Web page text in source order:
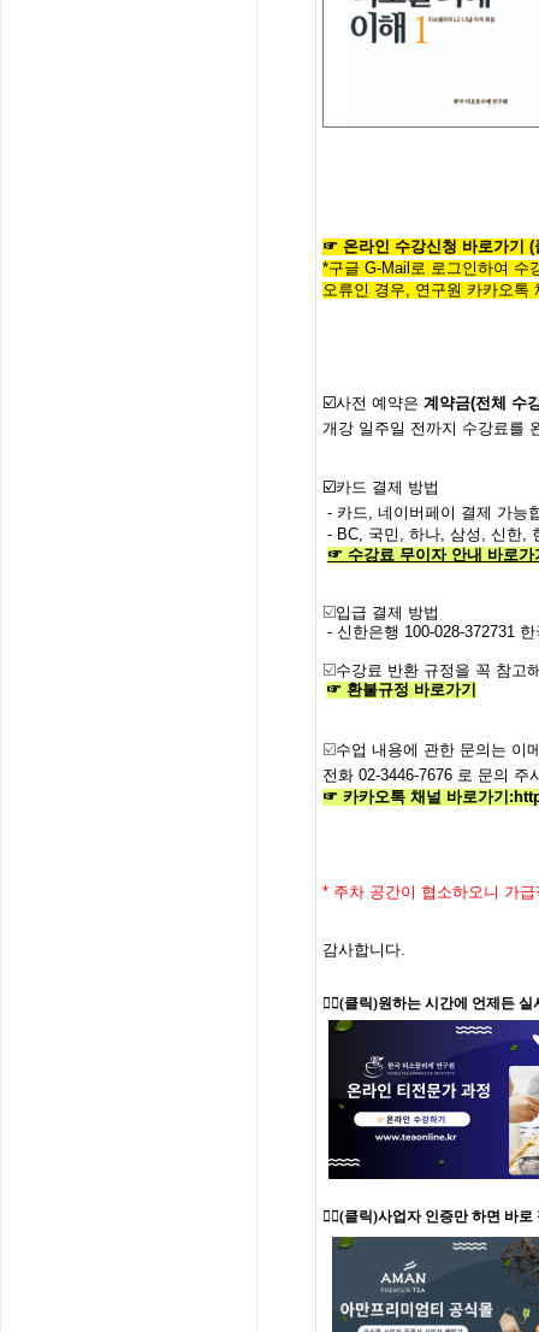
☞ 온라인 수강신청 바로가기 (
*구글 G-Mail로 로그인하여 수
오류인 경우, 연구원 카카오톡
☑️사전 예약은 계약금(전체 수
개강 일주일 전까지 수강료를
☑️카드 결제 방법
- 카드, 네이버페이 결제 가능
- BC, 국민, 하나, 삼성, 신한,
☞ 수강료 무이자 안내 바로가
☑️입급 결제 방법
- 신한은행 100-028-372731
☑️수강료 반환 규정을 꼭 참고
☞ 환불규정 바로가기
☑️수업 내용에 관한 문의는 이
전화 02-3446-7676 로 문의 주
☞ 카카오톡 채널 바로가기 :
* 주차 공간이 협소하오니 가
감사합니다.
👉🏻(클릭)원하는 시간에 언제든
👉🏻(클릭)사업자 인증만 하면 바